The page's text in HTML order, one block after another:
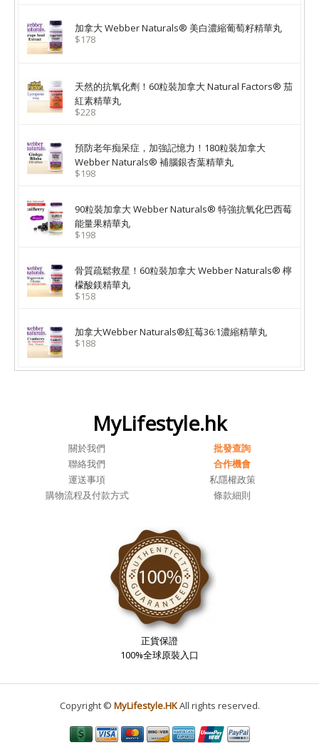
加拿大 Webber Naturals® 美白濃縮葡萄籽精華丸
$178
天然的抗氧化劑！60粒裝加拿大 Natural Factors® 茄
紅素精華丸
$228
預防老年痴呆症，加強記憶力！180粒裝加拿大
Webber Naturals® 補腦銀杏葉精華丸
$198
90粒裝加拿大 Webber Naturals® 特強抗氧化巴西莓
能量果精華丸
$198
骨質疏鬆救星！60粒裝加拿大 Webber Naturals® 檸
檬酸鎂精華丸
$158
加拿大Webber Naturals®紅莓36:1濃縮精華丸
$188
MyLifestyle.hk
關於我們
批發查詢
聯絡我們
合作機會
運送事項
私隱權政策
購物流程及付款方式
條款細則
正貨保證
100%全球原裝入口
Copyright © MyLifestyle.HKAll rights reserved.